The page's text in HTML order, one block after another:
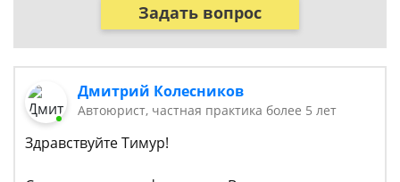
Задать вопрос
Дмитрий Колесников
Автоюрист, частная практика более 5 лет
Здравствуйте Тимур!